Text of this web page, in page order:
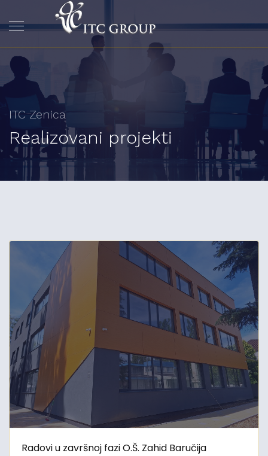
ITC Zenica
Realizovani projekti
Radovi u završnoj fazi O.Š. Zahid Baručija